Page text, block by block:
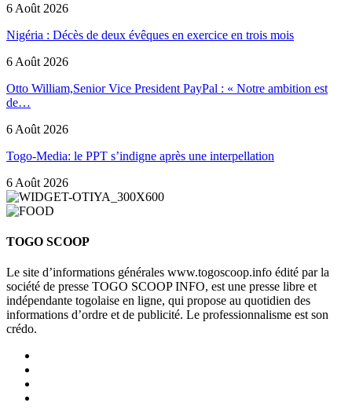
6 Août 2026
Nigéria : Décès de deux évêques en exercice en trois mois
6 Août 2026
Otto William,Senior Vice President PayPal : « Notre ambition est
de…
6 Août 2026
Togo-Media: le PPT s’indigne après une interpellation
6 Août 2026
TOGO SCOOP
Le site d’informations générales www.togoscoop.info édité par la
société de presse TOGO SCOOP INFO, est une presse libre et
indépendante togolaise en ligne, qui propose au quotidien des
informations d’ordre et de publicité. Le professionnalisme est son
crédo.